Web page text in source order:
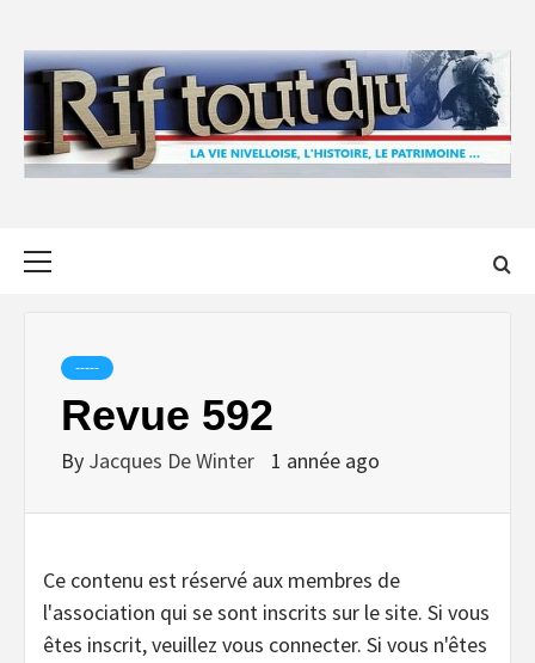
content
-----
Revue 592
By Jacques De Winter 1 année ago
Ce contenu est réservé aux membres de
l'association qui se sont inscrits sur le site. Si vous
êtes inscrit, veuillez vous connecter. Si vous n'êtes